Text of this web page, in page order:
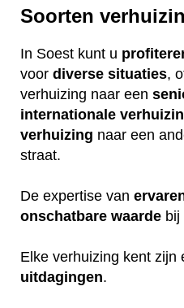
Soorten
In Soest kunt u
voor diverse situaties,
verhuizing naar een
internationale
verhuizing naar een
straat.
De expertise van
onschatbare waarde bij
Elke verhuizing kent zijn
uitdagingen.